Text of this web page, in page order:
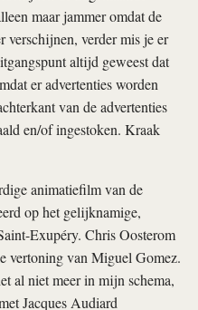
maar jammer omdat de
verschijnen, verder mis je er
altijd geweest dat
er advertenties worden
van de advertenties
en/of ingestoken. Kraak
animatiefilm van de
op het gelijknamige,
Exupéry. Chris Oosterom
vertoning van Miguel Gomez.
al niet meer in mijn schema,
Jacques Audiard